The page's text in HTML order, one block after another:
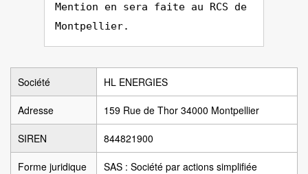
Mention en sera faite au RCS de
Montpellier.
Société HL ENERGIES
Adresse 159 Rue de Thor 34000 Montpellier
SIREN 844821900
Forme juridique SAS : Société par actions simplifiée